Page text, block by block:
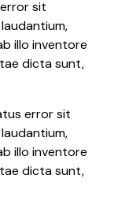
sit
illo inventore
dicta sunt,
error sit
illo inventore
dicta sunt,